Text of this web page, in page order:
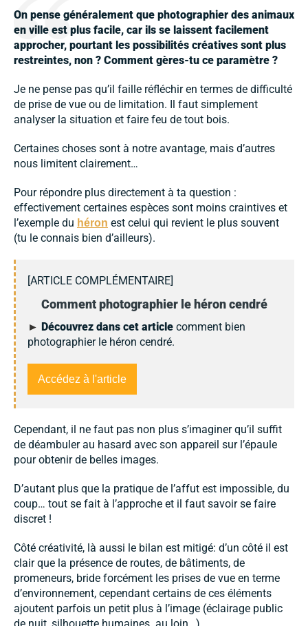
On pense généralement que photographier des animaux
en ville est plus facile, car ils se laissent facilement
approcher, pourtant les possibilités créatives sont plus
restreintes, non ? Comment gères-tu ce paramètre ?
Je ne pense pas qu’il faille réfléchir en termes de difficulté
de prise de vue ou de limitation. Il faut simplement
analyser la situation et faire feu de tout bois.
Certaines choses sont à notre avantage, mais d’autres
nous limitent clairement…
Pour répondre plus directement à ta question :
effectivement certaines espèces sont moins craintives et
l’exemple du héron est celui qui revient le plus souvent
(tu le connais bien d’ailleurs).
[ARTICLE COMPLÉMENTAIRE]
Comment photographier le héron cendré
► Découvrez dans cet article comment bien
photographier le héron cendré.
Accédez à l'article
Cependant, il ne faut pas non plus s’imaginer qu’il suffit
de déambuler au hasard avec son appareil sur l’épaule
pour obtenir de belles images.
D’autant plus que la pratique de l’affut est impossible, du
coup… tout se fait à l’approche et il faut savoir se faire
discret !
Côté créativité, là aussi le bilan est mitigé: d’un côté il est
clair que la présence de routes, de bâtiments, de
promeneurs, bride forcément les prises de vue en terme
d’environnement, cependant certains de ces éléments
ajoutent parfois un petit plus à l’image (éclairage public